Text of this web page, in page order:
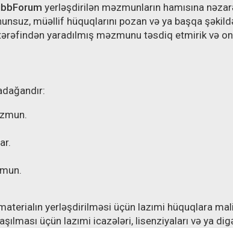
yerləşdirilən məzmunların hamısına
müəllif hüquqlarını pozan və ya başqa
yaradılmış məzmunu təsdiq etmirik və
yerləşdirilməsi üçün lazımi hüquqlara
üçün lazımi icazələri, lisenziyaları və ya